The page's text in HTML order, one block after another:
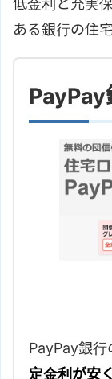
低金利と充実
ある銀行の住
PayPay銀行
定金利が安く